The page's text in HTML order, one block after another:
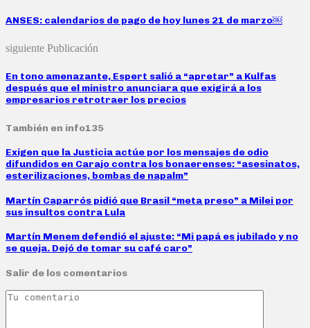
ANSES: calendarios de pago de hoy lunes 21 de marzo￼
siguiente Publicación
En tono amenazante, Espert salió a “apretar” a Kulfas
después que el ministro anunciara que exigirá a los
empresarios retrotraer los precios
También en info135
Exigen que la Justicia actúe por los mensajes de odio
difundidos en Carajo contra los bonaerenses: “asesinatos,
esterilizaciones, bombas de napalm”
Martín Caparrós pidió que Brasil “meta preso” a Milei por
sus insultos contra Lula
Martín Menem defendió el ajuste: “Mi papá es jubilado y no
se queja. Dejó de tomar su café caro”
Salir de los comentarios